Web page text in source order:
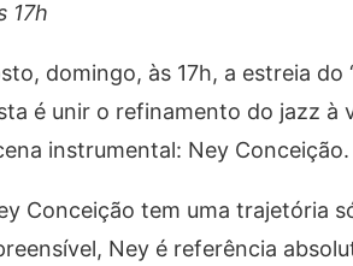
17h
domingo, às 17h, a estreia do
é unir o refinamento do jazz à
instrumental: Ney Conceição.
Conceição tem uma trajetória
Ney é referência